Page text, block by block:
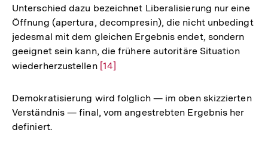
Unterschied dazu bezeichnet Liberalisierung nur eine
Öffnung (apertura, decompresin), die nicht unbedingt
jedesmal mit dem gleichen Ergebnis endet, sondern
geeignet sein kann, die frühere autoritäre Situation
wiederherzustellen Zur
der
Fußnote
[14]
Demokratisierung wird folglich — im oben skizzierten
Verständnis — final, vom angestrebten Ergebnis her
definiert.